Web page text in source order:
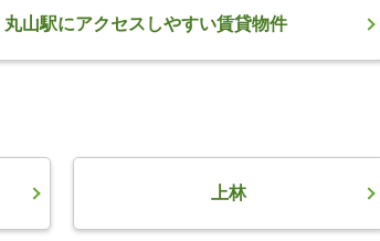
丸山駅にアクセスしやすい賃貸物件
上林